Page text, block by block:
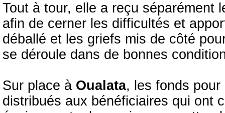
Tout à tour, elle a reçu séparément
afin de cerner les difficultés et
déballé et les griefs mis de côté
se déroule dans de bonnes
Sur place à Oualata, les fonds
distribués aux bénéficiaires qui ont